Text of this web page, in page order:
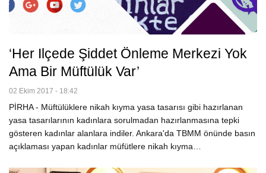
‘Her Ilçede Şiddet Önleme Merkezi Yok
Ama Bir Müftülük Var’
02 Ekim 2017 - 18:42
PİRHA - Müftülüklere nikah kıyma yasa tasarısı gibi hazırlanan
yasa tasarılarının kadınlara sorulmadan hazırlanmasına tepki
gösteren kadınlar alanlara indiler. Ankara'da TBMM önünde basın
açıklaması yapan kadınlar müfütlere nikah kıyma…